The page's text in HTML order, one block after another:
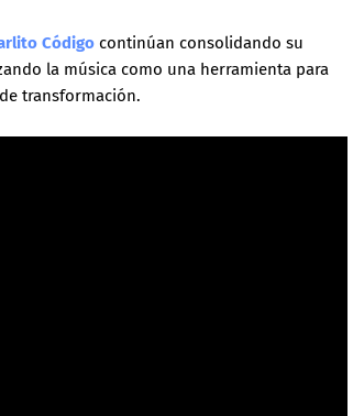
Código continúan consolidando su
la música como una herramienta para
transformación.